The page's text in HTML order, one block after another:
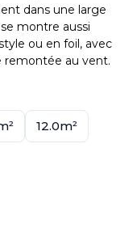
dans une large
montre aussi
ou en foil, avec
remontée au vent.
12.0m²